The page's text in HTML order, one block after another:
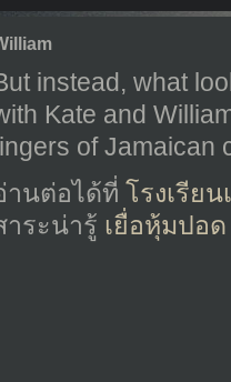
instead, what
Kate and
of Jamaican
านต่อได้ที่ โรงเรีย
าระน่ารู้ เยื่อหุ้มปอด